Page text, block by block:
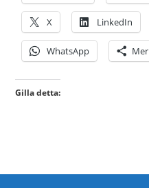
X LinkedIn
WhatsApp Mer
Gilla detta: